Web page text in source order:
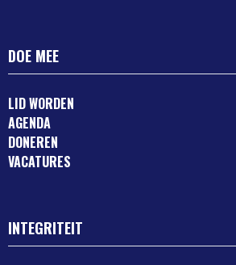
DOE MEE
LID WORDEN
AGENDA
DONEREN
VACATURES
INTEGRITEIT